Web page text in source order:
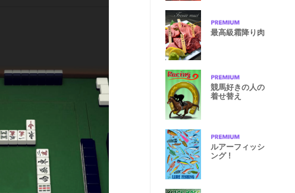
最高級霜降り肉
競馬好きの人の
着せ替え
ルアーフィッシ
ング !